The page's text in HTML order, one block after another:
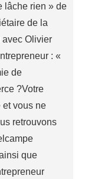
lâche rien » de
de la
avec Olivier
: «
de
?Votre
et vous ne
retrouvons
que